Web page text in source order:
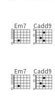
Em7 Cadd9
Em7 Cadd9